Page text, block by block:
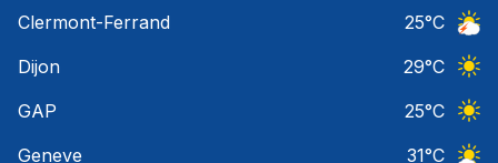
Clermont-Ferrand
25°C
Dijon
29°C
GAP
25°C
Geneve
31°C